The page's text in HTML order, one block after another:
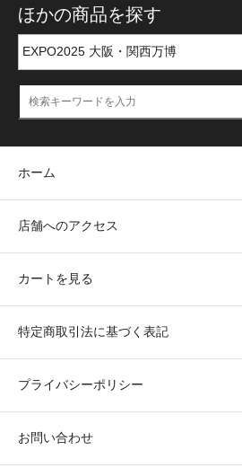
ほかの商品を探す
ホーム
店舗へのアクセス
カートを見る
特定商取引法に基づく表記
プライバシーポリシー
お問い合わせ